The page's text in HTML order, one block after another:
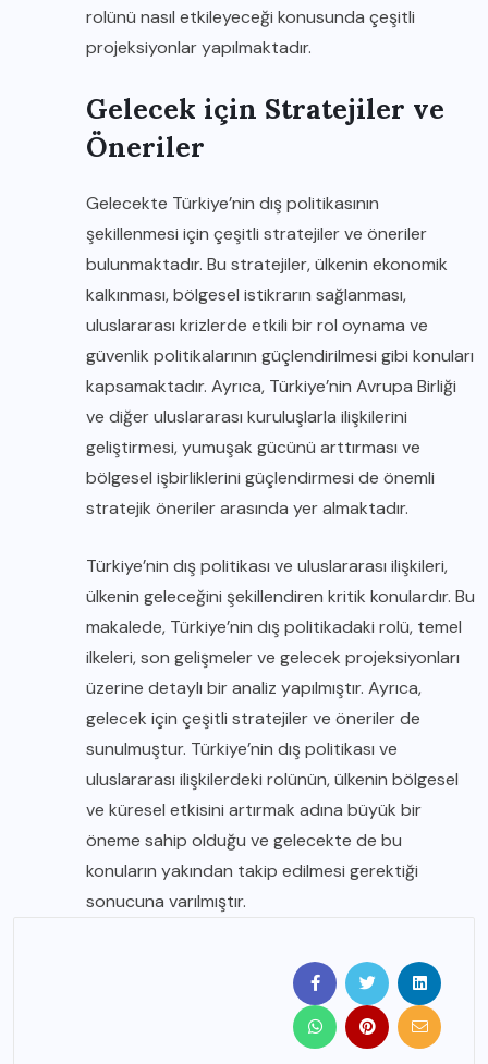
rolünü nasıl etkileyeceği konusunda çeşitli
projeksiyonlar yapılmaktadır.
Gelecek için Stratejiler ve
Öneriler
Gelecekte Türkiye’nin dış politikasının
şekillenmesi için çeşitli stratejiler ve öneriler
bulunmaktadır. Bu stratejiler, ülkenin ekonomik
kalkınması, bölgesel istikrarın sağlanması,
uluslararası krizlerde etkili bir rol oynama ve
güvenlik politikalarının güçlendirilmesi gibi konuları
kapsamaktadır. Ayrıca, Türkiye’nin Avrupa Birliği
ve diğer uluslararası kuruluşlarla ilişkilerini
geliştirmesi, yumuşak gücünü arttırması ve
bölgesel işbirliklerini güçlendirmesi de önemli
stratejik öneriler arasında yer almaktadır.
Türkiye’nin dış politikası ve uluslararası ilişkileri,
ülkenin geleceğini şekillendiren kritik konulardır. Bu
makalede, Türkiye’nin dış politikadaki rolü, temel
ilkeleri, son gelişmeler ve gelecek projeksiyonları
üzerine detaylı bir analiz yapılmıştır. Ayrıca,
gelecek için çeşitli stratejiler ve öneriler de
sunulmuştur. Türkiye’nin dış politikası ve
uluslararası ilişkilerdeki rolünün, ülkenin bölgesel
ve küresel etkisini artırmak adına büyük bir
öneme sahip olduğu ve gelecekte de bu
konuların yakından takip edilmesi gerektiği
sonucuna varılmıştır.